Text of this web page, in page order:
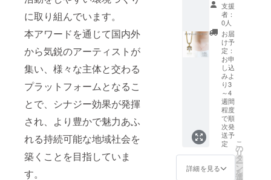
に取り組んでいます。
本アワードを通じて国内外
から気鋭のアーティストが
集い、様々な主体と交わる
プラットフォームとなるこ
とで、シナジー効果が発揮
され、より豊かで魅力あふ
れる持続可能な地域社会を
築くことを目指していま
す。
種 ■注
意事項/
その他
開栓後
はお早
めにお
召し上
がりく
ださ
い。 瓶
底に澱
や結晶
が出る
場合が
ありま
すが、
ワイン
の自然
みしめ
るごと
に旨味
があふ
れま
す。 鶏
肉本来
のほの
かな甘
味があ
り、プ
ロの料
理人か
らも高
い評価
を得て
いま
す。 ■
本全国
からエ
コ
フィー
ド(飼料
として
利用可
能な未
利用資
源)を集
め、鶏
たちに
給餌し
ていま
す。未
利用資
源の活
用は、
ウ
ム:0.95
mg マグ
ネシウ
ム:0.36
mg カリ
ム:0.13
mg ・
pH:8.0
・硬
度:38m
g/L ・バ
ナジウ
ム:60μ
動感の
あるお
酒づく
り
180ml ■
原産地
山梨県
■原材
料・成
分・提
供サー
ビス詳
細 山梨
県産米
■内容量
山梨銘
譲 名
水を醸
***** ダ
ウン
ケット
の羽毛
の量
は、冬
用本掛
けふと
んの5分
の1程
度。 さ
らりと
して軽
く、羽
毛なら
ではの
適度な
保温力
梨県甲
府市か
ら、職
人のち
密な製
作で仕
上げた
アイテ
ムをお
届けし
ます。
K18イ
エロー
ゴール
ドのダ
イヤペ
ンダン
トで
支援
者：
0人
お届
け予
定：
お申
し込
みよ
り3
～4
週間
程度
で順
次発
送予
定
詳細を見る
こ
の
リ
タ
ー
ン
を
選